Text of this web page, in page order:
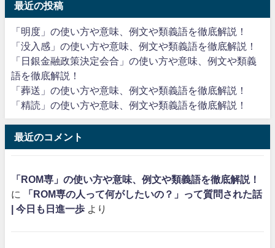
最近の投稿
「明度」の使い方や意味、例文や類義語を徹底解説！
「没入感」の使い方や意味、例文や類義語を徹底解説！
「日銀金融政策決定会合」の使い方や意味、例文や類義
語を徹底解説！
「葬送」の使い方や意味、例文や類義語を徹底解説！
「精読」の使い方や意味、例文や類義語を徹底解説！
最近のコメント
「ROM専」の使い方や意味、例文や類義語を徹底解説！
に
「ROM専の人って何がしたいの？」って質問された話
| 今日も日進一歩 より